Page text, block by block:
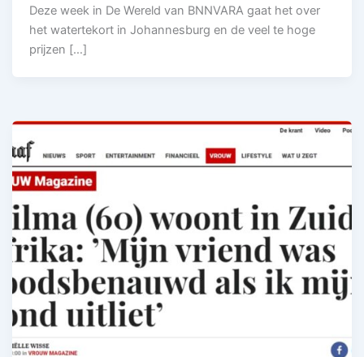
Deze week in De Wereld van BNNVARA gaat het over
het watertekort in Johannesburg en de veel te hoge
prijzen […]